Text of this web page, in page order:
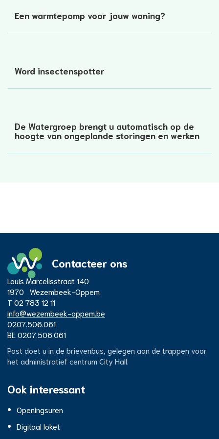
Een warmtepomp voor jouw woning?
Word insectenspotter
De Watergroep brengt u automatisch op de
hoogte van ongeplande storingen en werken
Contacteer ons
Administratief
Centrum
City
Hall
Adres
Louis Marcelisstraat 140
1970
Wezembeek-Oppem
T 02 783 12 11
E-
mail
info@wezembeek-oppem.be
Ondernemingsnummer
0207.506.061
BTW
BE 0207.506.061
Post doet u in de brievenbus, gelegen aan de trappen voor
het administratief centrum City Hall.
Ook interessant
Openingsuren
Digitaal loket